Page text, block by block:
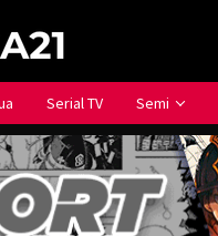
Serial TV Semi